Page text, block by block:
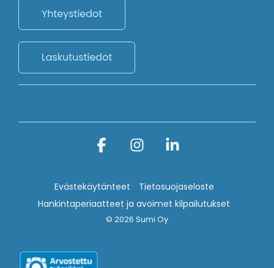
Evästekäytänteet
Tietosuojaseloste
Hankintaperiaatteet ja avoimet kilpailutukset
© 2026 Sumi Oy
FacebookInstagram